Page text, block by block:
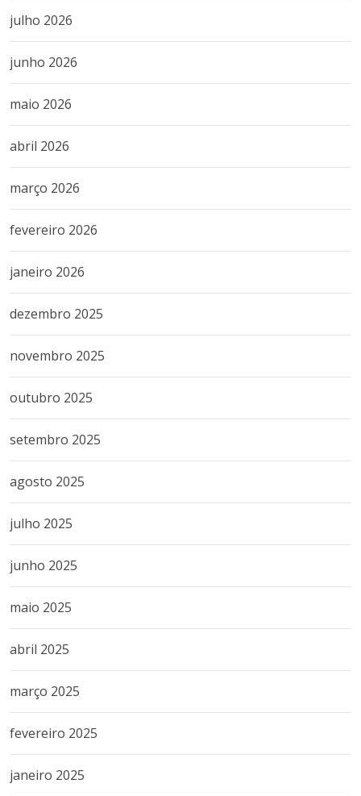
julho 2026
junho 2026
maio 2026
abril 2026
março 2026
fevereiro 2026
janeiro 2026
dezembro 2025
novembro 2025
outubro 2025
setembro 2025
agosto 2025
julho 2025
junho 2025
maio 2025
abril 2025
março 2025
fevereiro 2025
janeiro 2025